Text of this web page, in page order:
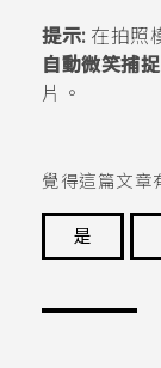
提示:在拍照
自動微笑捕捉
片。
覺得這篇文章
是